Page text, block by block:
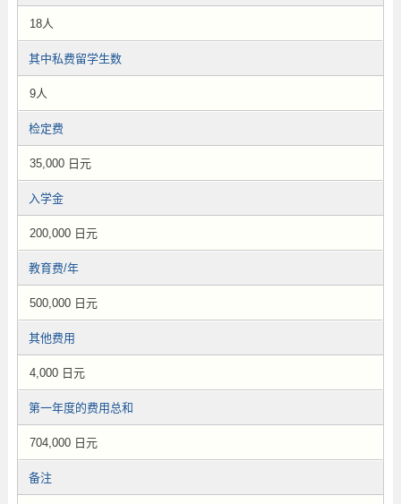
18人
其中私费留学生数
9人
检定费
35,000 日元
入学金
200,000 日元
教育费/年
500,000 日元
其他费用
4,000 日元
第一年度的费用总和
704,000 日元
备注